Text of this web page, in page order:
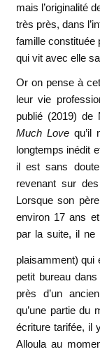
mais l’originalité
très près, dans
famille constituée
qui vit avec elle
Or on pense à
leur vie
publié (2019) de
Much Lovequ’il
longtemps inédit
il est sans doute
revenant sur
Lorsque son
environ 17 ans et
par la suite, il ne
plaisamment) qui
petit bureau
près d’un
qu’une partie du
écriture tarifée, il
Alloula au